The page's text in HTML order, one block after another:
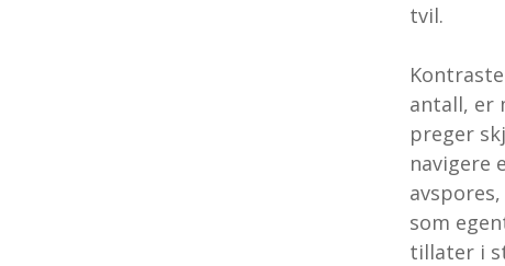
tvil.
antall, er
preger
navigere
som
tillater i